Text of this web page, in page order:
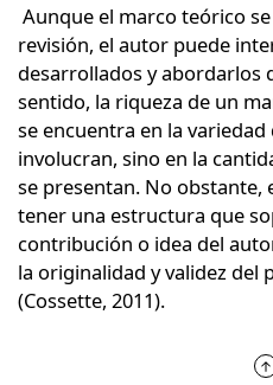
Aunque el marco teórico
revisión, el autor puede
desarrollados y abordarlos
sentido, la riqueza de un
se encuentra en la
involucran, sino en la
se presentan. No obstante,
tener una estructura que
contribución o idea del
la originalidad y validez del
(Cossette, 2011).